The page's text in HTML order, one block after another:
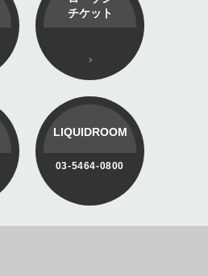
チケット
LIQUIDROOM
03-5464-0800